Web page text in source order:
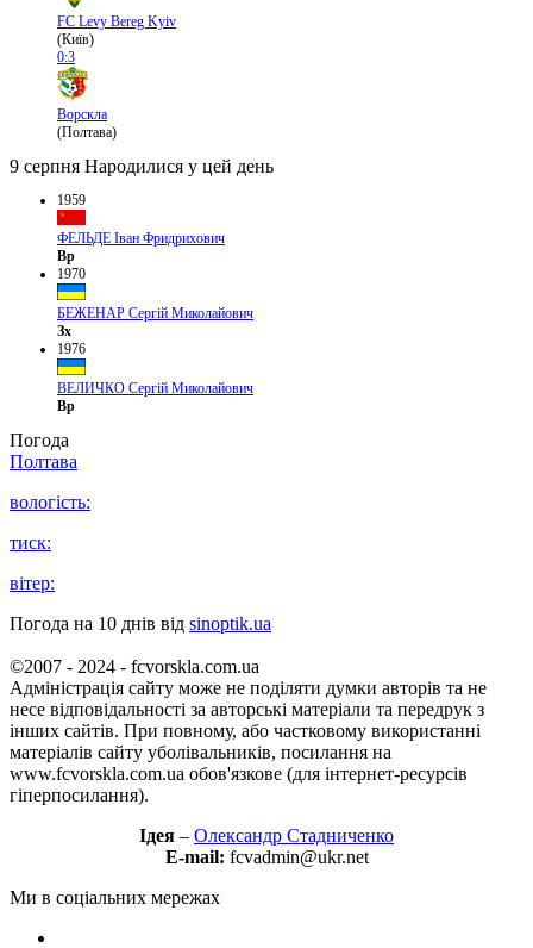
FC Levy Bereg Kyiv
(Київ)
0:3
Ворскла
(Полтава)
9 серпня Народилися у цей день
1959
ФЕЛЬДЕ Іван Фридрихович
Вр
1970
БЕЖЕНАР Сергій Миколайович
Зх
1976
ВЕЛИЧКО Сергій Миколайович
Вр
Погода
Полтава
вологість:
тиск:
вітер:
Погода на 10 днів від sinoptik.ua
©2007 - 2024 - fcvorskla.com.ua
Адміністрація сайту може не поділяти думки авторів та не
несе відповідальності за авторські матеріали та передрук з
інших сайтів. При повному, або частковому використанні
матеріалів сайту уболівальників, посилання на
www.fcvorskla.com.ua обов'язкове (для інтернет-ресурсів
гіперпосилання).
Ідея – Олександр Стадниченко
E-mail: fcvadmin@ukr.net
Ми в соціальних мережах